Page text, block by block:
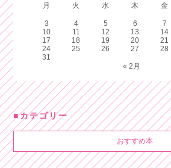
月
火 水 木 金
3
4 5 6 7
10
11 12 13 14
17
18 19 20 21
24
25 26 27 28
31
« 2月
カテゴリー
おすすめ本